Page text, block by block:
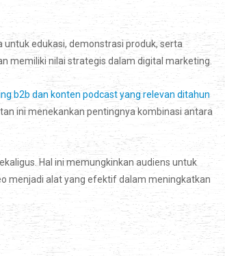
untuk edukasi, demonstrasi produk, serta
memiliki nilai strategis dalam digital marketing.
b2b dan konten podcast yang relevan ditahun
ini menekankan pentingnya kombinasi antara
Hal ini memungkinkan audiens untuk
menjadi alat yang efektif dalam meningkatkan